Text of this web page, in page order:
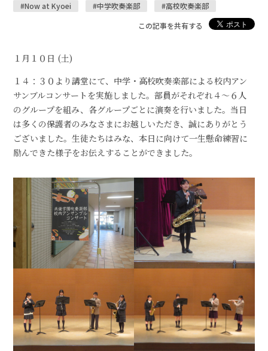
#Now at Kyoei #中学吹奏楽部
#高校吹奏楽部
この記事を共有する
１月１０日 (土)
１４：３０より講堂にて、中学・高校吹奏楽部による校内アン
サンブルコンサートを実施しました。部員がそれぞれ４～６人
のグループを組み、各グループごとに演奏を行いました。当日
は多くの保護者のみなさまにお越しいただき、誠にありがとう
ございました。生徒たちはみな、本日に向けて一生懸命練習に
励んできた様子をお伝えすることができました。